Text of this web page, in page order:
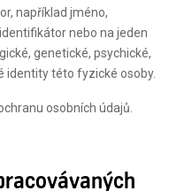
například jméno,
nebo na jeden
genetické, psychické,
identity této fyzické osoby.
osobních údajů.